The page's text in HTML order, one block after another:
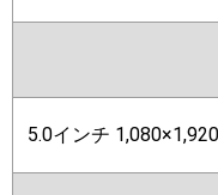
5.0インチ